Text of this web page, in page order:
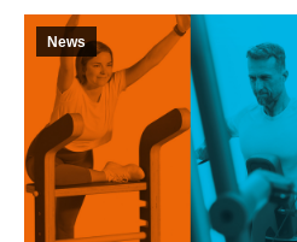
News